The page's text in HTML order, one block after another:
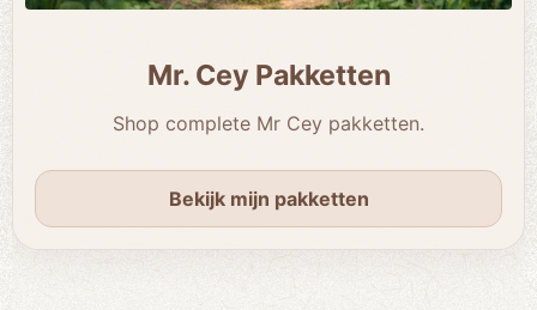
Mr. Cey Pakketten
Shop complete Mr Cey pakketten.
Bekijk mijn pakketten